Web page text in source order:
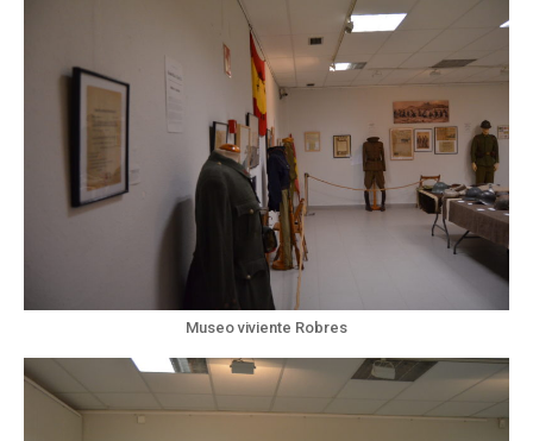
Museo viviente Robres